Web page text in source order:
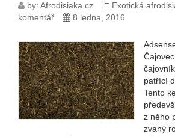
by: Afrodisiaka.cz Exotická
komentář
8 ledna, 2016
patřící
Tento
z něho
zvaný